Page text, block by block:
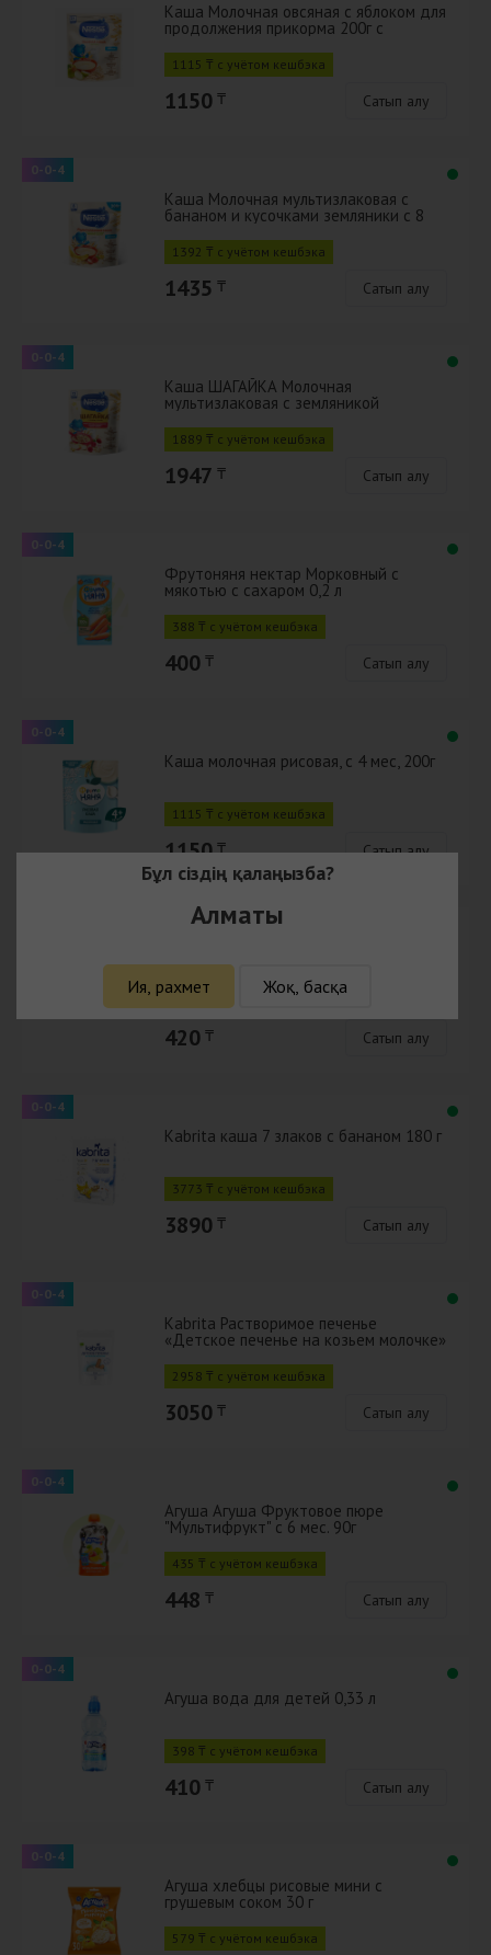
Каша Молочная овсяная с яблоком для
продолжения прикорма 200г с
1115 ₸ с учётом кешбэка
1150 ₸ Сатып алу
0-0-4
Каша Молочная мультизлаковая с
бананом и кусочками земляники с 8
1392 ₸ с учётом кешбэка
1435 ₸ Сатып алу
0-0-4
Каша ШАГАЙКА Молочная
мультизлаковая с земляникой
190г с бифидоба
1889 ₸ с учётом кешбэка
1947 ₸ Сатып алу
0-0-4
Фрутоняня нектар Морковный с
мякотью с сахаром 0,2 л
388 ₸ с учётом кешбэка
400 ₸ Сатып алу
0-0-4
Каша молочная рисовая, с 4 мес, 200г
1115 ₸ с учётом кешбэка
1150 ₸ Сатып алу
мякотью 0,2 л
407 ₸ с учётом кешбэка
420 ₸ Сатып алу
0-0-4
Kabrita каша 7 злаков с бананом 180 г
3773 ₸ с учётом кешбэка
3890 ₸ Сатып алу
0-0-4
Kabrita Растворимое печенье
«Детское печенье на козьем молочке»
2958 ₸ с учётом кешбэка
3050 ₸ Сатып алу
0-0-4
Агуша Агуша Фруктовое пюре
"Мультифрукт" с 6 мес. 90г
435 ₸ с учётом кешбэка
448 ₸ Сатып алу
0-0-4
Агуша вода для детей 0,33 л
398 ₸ с учётом кешбэка
410 ₸ Сатып алу
0-0-4
Агуша хлебцы рисовые мини с
грушевым соком 30 г
579 ₸ с учётом кешбэка
Бұл сіздің қалаңызба?
Алматы
Ия, рахмет Жоқ, басқа